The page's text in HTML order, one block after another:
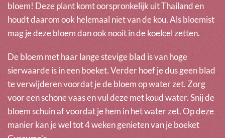
bloem! Deze plant komt oorspronkelijk uit Thailand en
houdt daarom ook helemaal niet van de kou. Als bloemist
mag je deze bloem dan ook nooit in de koelcel zetten.
De bloem met haar lange stevige blad is van hoge
sierwaarde is in een boeket. Verder hoef je dus geen blad
te verwijderen voordat je de bloem op water zet. Zorg
voor een schone vaas en vul deze met koud water. Snij de
bloem schuin af voordat je hem in het water zet. Op deze
manier kan je wel tot 4 weken genieten van je boeket